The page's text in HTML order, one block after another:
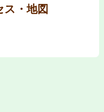
ス・地図